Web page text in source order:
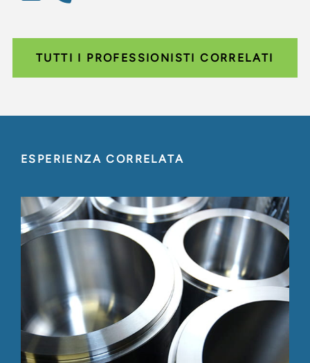
TUTTI I PROFESSIONISTI CORRELATI
ESPERIENZA CORRELATA